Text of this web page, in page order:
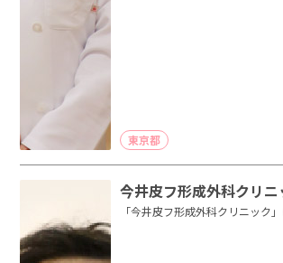
東京都
今井皮フ形成外科クリニ
「今井皮フ形成外科クリニック